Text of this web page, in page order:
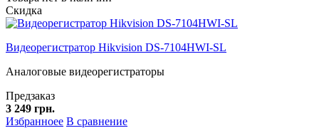
Скидка
Видеорегистратор Hikvision DS-7104HWI-SL
Аналоговые видеорегистраторы
Предзаказ
3 249 грн.
Избранноее В сравнение